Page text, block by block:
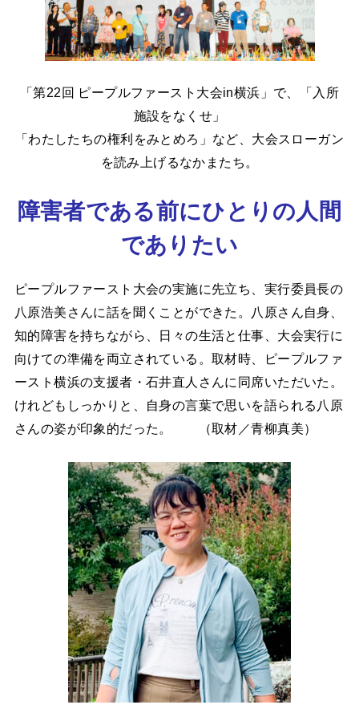
「第22回 ピープルファースト大会in横浜」で、「入所
施設をなくせ」
「わたしたちの権利をみとめろ」など、大会スローガン
を読み上げるなかまたち。
障害者である前にひとりの人間
でありたい
ピープルファースト大会の実施に先立ち、実行委員長の
八原浩美さんに話を聞くことができた。八原さん自身、
知的障害を持ちながら、日々の生活と仕事、大会実行に
向けての準備を両立されている。取材時、ピープルファ
ースト横浜の支援者・石井直人さんに同席いただいた。
けれどもしっかりと、自身の言葉で思いを語られる八原
さんの姿が印象的だった。 （取材／青柳真美）